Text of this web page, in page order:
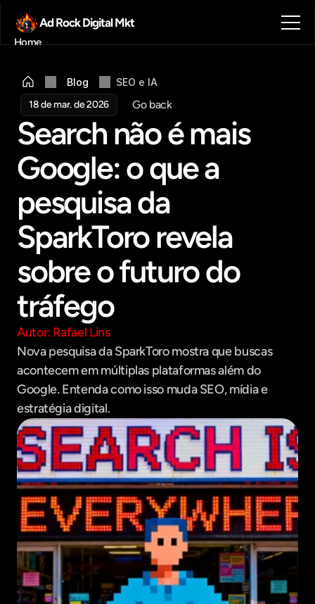
Ad Rock Digital Mkt
Home
Blog
Contato
Agendar reunião
Get in touch
Blog
SEO e IA
18 de mar. de 2026
Go back
Search não é mais
Google: o que a
pesquisa da
SparkToro revela
sobre o futuro do
tráfego
Autor: Rafael Lins
Nova pesquisa da SparkToro mostra que buscas
acontecem em múltiplas plataformas além do
Google. Entenda como isso muda SEO, mídia e
estratégia digital.